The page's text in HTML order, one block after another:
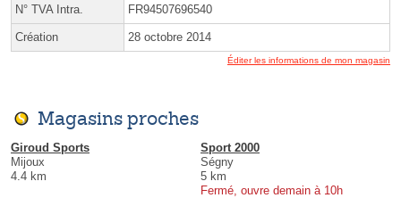
N° TVA Intra. FR94507696540
Création 28 octobre 2014
Éditer les informations de mon magasin
Magasins proches
Giroud Sports
Mijoux
4.4 km
Sport 2000
Ségny
5 km
Fermé, ouvre demain à 10h